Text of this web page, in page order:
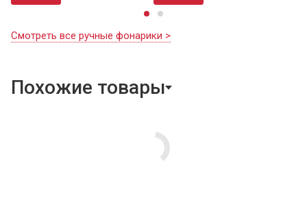
Смотреть все ручные фонарики >
Похожие товары